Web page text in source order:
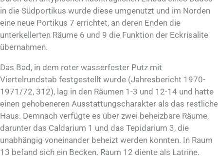
in die Südportikus wurde diese umgenutzt und im Norden
eine neue Portikus 7 errichtet, an deren Enden die
unterkellerten Räume 6 und 9 die Funktion der Eckrisalite
übernahmen.
Das Bad, in dem roter wasserfester Putz mit
Viertelrundstab festgestellt wurde (Jahresbericht 1970-
1971/72, 312), lag in den Räumen 1-3 und 12-14 und hatte
einen gehobeneren Ausstattungscharakter als das restliche
Haus. Demnach verfügte es über zwei beheizbare Räume,
darunter das Caldarium 1 und das Tepidarium 3, die
unabhängig voneinander beheizt werden konnten. In Raum
13 befand sich ein Becken. Raum 12 diente als Latrine.